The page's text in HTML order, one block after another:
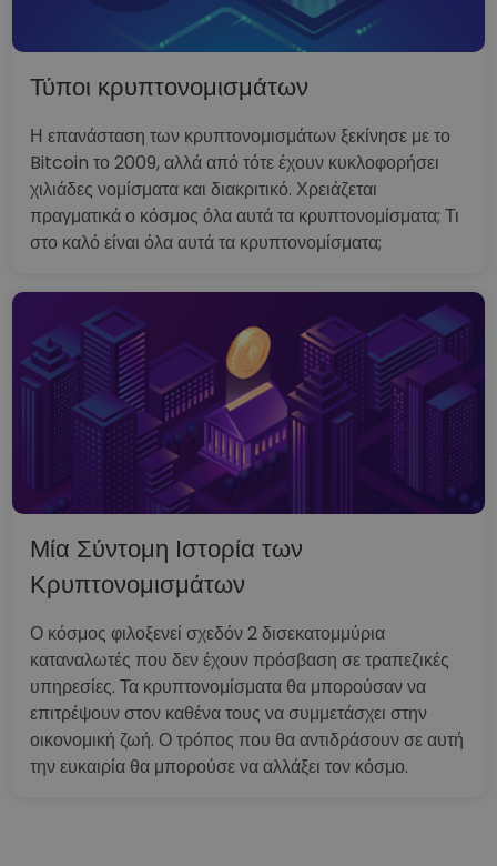
Τύποι κρυπτονομισμάτων
Η επανάσταση των κρυπτονομισμάτων ξεκίνησε με το
Bitcoin το 2009, αλλά από τότε έχουν κυκλοφορήσει
χιλιάδες νομίσματα και διακριτικό. Χρειάζεται
πραγματικά ο κόσμος όλα αυτά τα κρυπτονομίσματα; Τι
στο καλό είναι όλα αυτά τα κρυπτονομίσματα;
Μία Σύντομη Ιστορία των
Κρυπτονομισμάτων
Ο κόσμος φιλοξενεί σχεδόν 2 δισεκατομμύρια
καταναλωτές που δεν έχουν πρόσβαση σε τραπεζικές
υπηρεσίες. Τα κρυπτονομίσματα θα μπορούσαν να
επιτρέψουν στον καθένα τους να συμμετάσχει στην
οικονομική ζωή. Ο τρόπος που θα αντιδράσουν σε αυτή
την ευκαιρία θα μπορούσε να αλλάξει τον κόσμο.